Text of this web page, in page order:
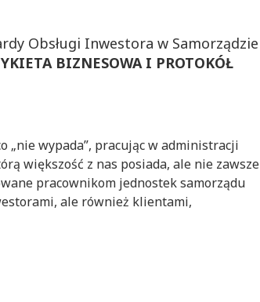
Obsługi Inwestora w Samorządzie
BIZNESOWA I PROTOKÓŁ
„nie wypada”, pracując w administracji
większość z nas posiada, ale nie zawsze
pracownikom jednostek samorządu
ale również klientami,